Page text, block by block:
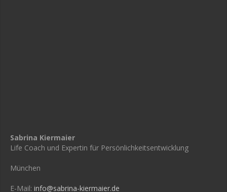
Sabrina Kiermaier
Life Coach und Expertin für Persönlichkeitsentwicklung
München
E-Mail: info@sabrina-kiermaier.de